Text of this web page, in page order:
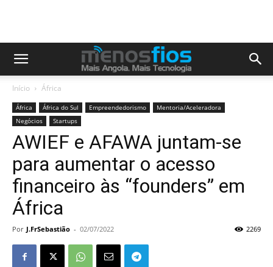
Início África
África África do Sul Empreendedorismo
Mentoria/Aceleradora
Negócios
Startups
AWIEF e AFAWA juntam-se
para aumentar o acesso
financeiro às “founders” em
África
Por J.FrSebastião - 02/07/2022 2269